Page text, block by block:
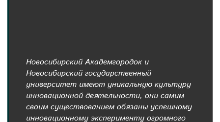
Новосибирский Академгородок и
Новосибирский государственный
университет имеют уникальную культуру
инновационной деятельности, они самим
своим существованием обязаны успешному
инновационному эксперименту огромного